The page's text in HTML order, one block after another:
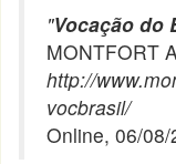
"Vocação do
MONTFORT
http://
vocbrasil/
Online, 06/